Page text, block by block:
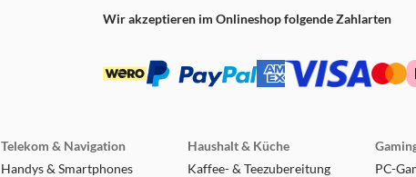
Wir akzeptieren im Onlineshop folgende Zahlarten
Telekom & Navigation
Handys & Smartphones
Haushalt & Küche
Kaffee- & Teezubereitung
PC-